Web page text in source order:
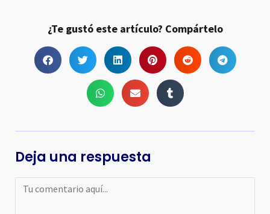
¿Te gustó este artículo? Compártelo
Deja una respuesta